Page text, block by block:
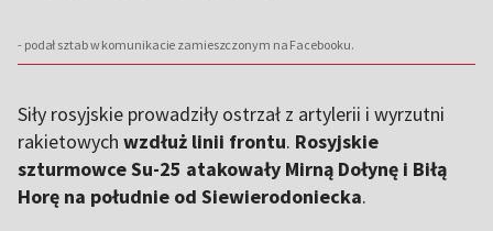
- podał sztab w komunikacie zamieszczonym na Facebooku.
Siły rosyjskie prowadziły ostrzał z artylerii i wyrzutni
rakietowych wzdłuż linii frontu. Rosyjskie
szturmowce Su-25 atakowały Mirną Dołynę i Biłą
Horę na południe od Siewierodoniecka.